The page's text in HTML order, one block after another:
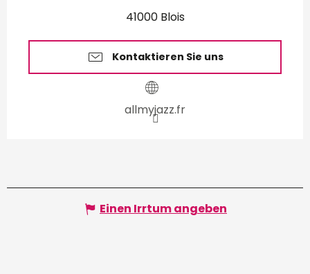
41000 Blois
Kontaktieren Sie uns
allmyjazz.fr
Einen Irrtum angeben